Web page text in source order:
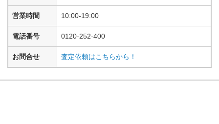
営業時間 10:00-19:00
電話番号 0120-252-400
お問合せ 査定依頼はこちらから！